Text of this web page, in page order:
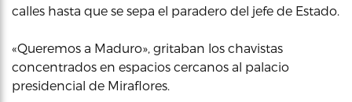
calles hasta que se sepa el paradero del jefe de Estado.
«Queremos a Maduro», gritaban los chavistas
concentrados en espacios cercanos al palacio
presidencial de Miraflores.